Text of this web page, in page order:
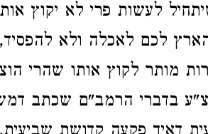
לעשות פרי לא יקוץ
לכם לאכלה ולא להפסיד,
מותר לקוץ אותו שהרי
בדברי הרמב"ם שכתב